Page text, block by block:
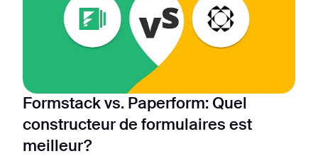
Formstack vs. Paperform: Quel
constructeur de formulaires est
meilleur?